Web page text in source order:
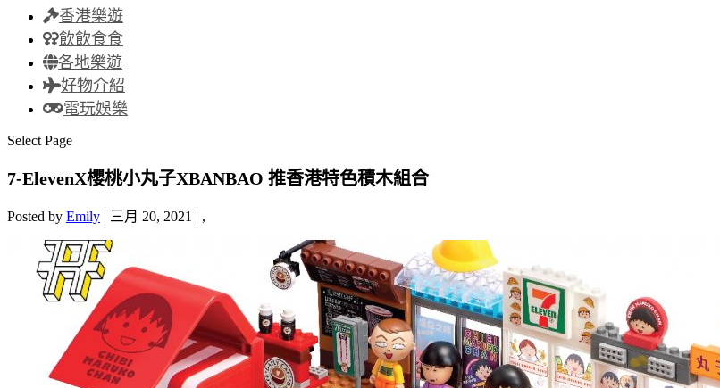
香港樂遊
飲飲食食
各地樂遊
好物介紹
電玩娛樂
Select Page
7-ElevenX櫻桃小丸子XBANBAO 推香港特色積木組合
Posted by Emily | 三月 20, 2021 | ,